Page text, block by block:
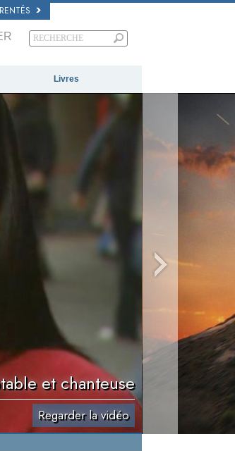
Livres
et chanteuse
Regarder la vidéo